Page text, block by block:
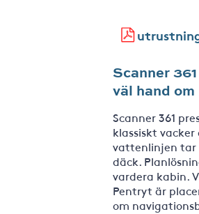
Scanner
väl hand
Scanner 361
klassiskt
vattenlinjen tar
däck.
vardera kabin.
Pentryt är
om